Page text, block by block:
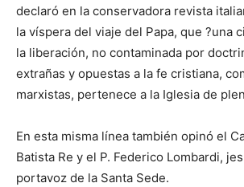
declaró en la conservadora revista
la víspera del viaje del Papa, que ?una
la liberación, no contaminada por
extrañas y opuestas a la fe cristiana,
marxistas, pertenece a la Iglesia de
En esta misma línea también opinó el
Batista Re y el P. Federico Lombardi,
portavoz de la Santa Sede.